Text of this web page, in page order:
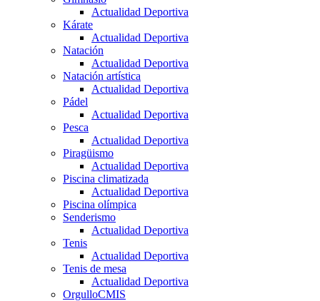
Actualidad Deportiva
Kárate
Actualidad Deportiva
Natación
Actualidad Deportiva
Natación artística
Actualidad Deportiva
Pádel
Actualidad Deportiva
Pesca
Actualidad Deportiva
Piragüismo
Actualidad Deportiva
Piscina climatizada
Actualidad Deportiva
Piscina olímpica
Senderismo
Actualidad Deportiva
Tenis
Actualidad Deportiva
Tenis de mesa
Actualidad Deportiva
OrgulloCMIS